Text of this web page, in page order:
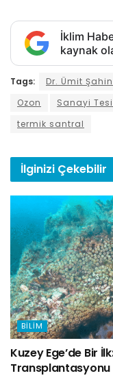
İklim
kaynak
Tags: Dr. Ümit Şahin
Ozon
Sanayi
termik santral
İlginizi Çekebilir
BILIM
Kuzey Ege’de Bir